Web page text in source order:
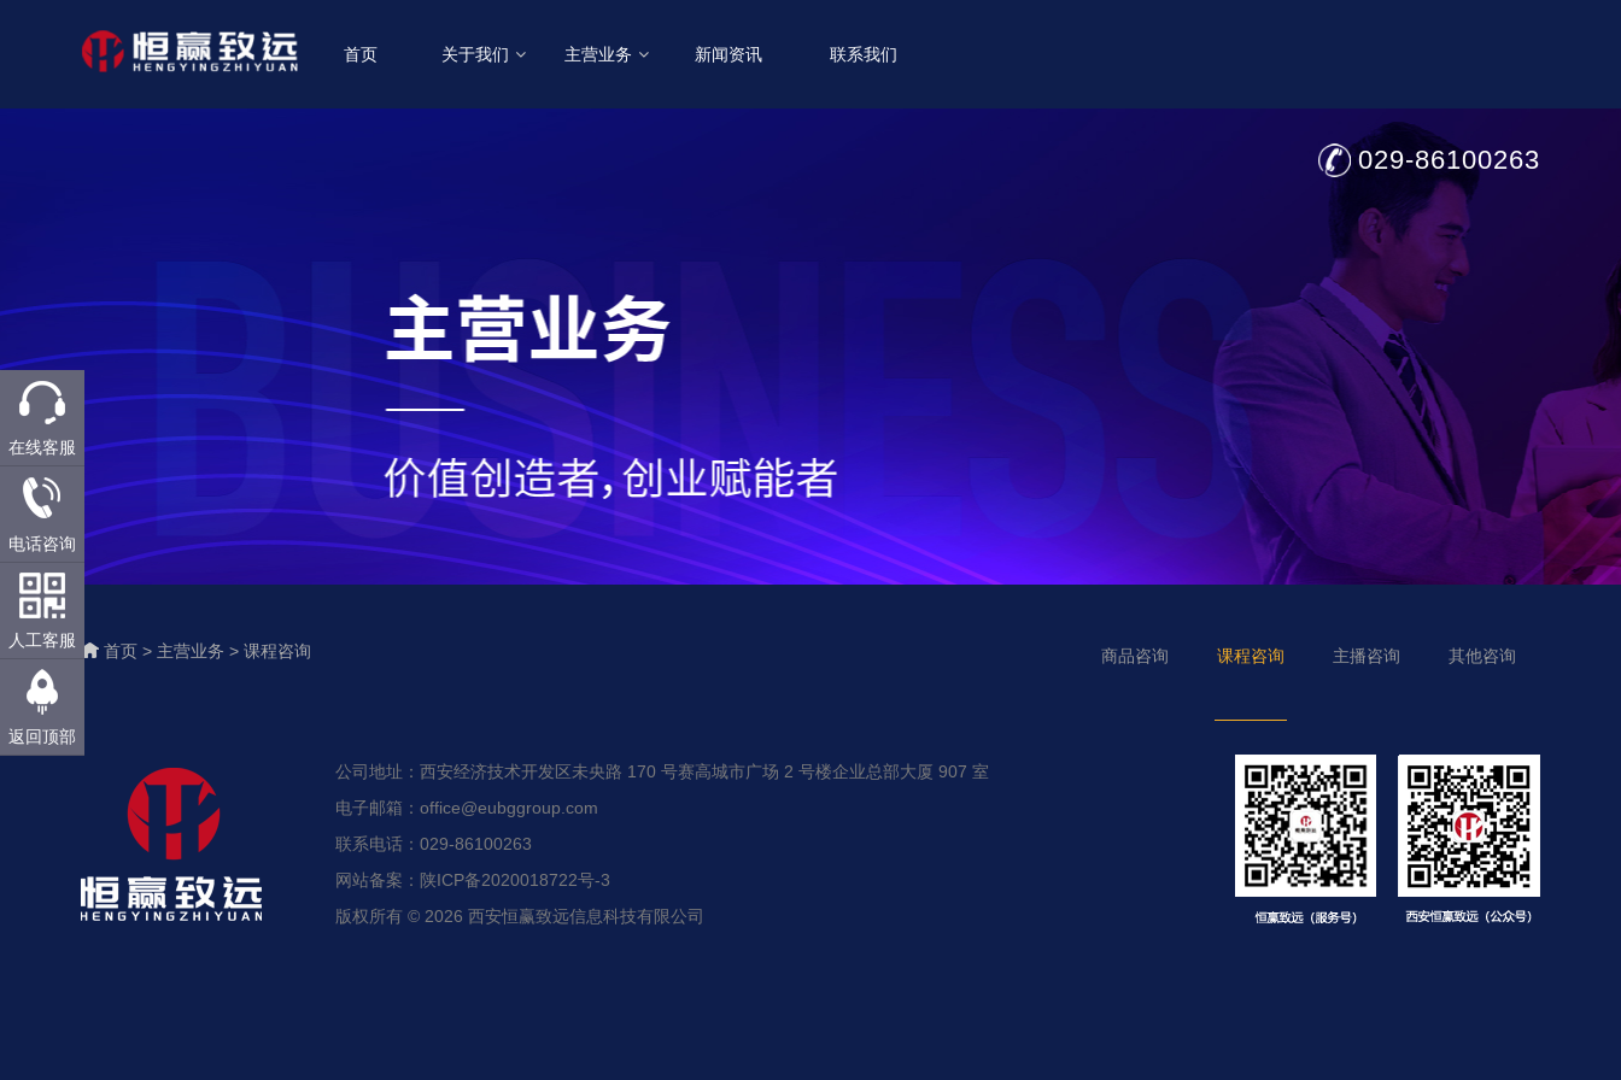
首页 关于我们 主营业务 新闻资讯 联系我们
029-86100263
首页 > 主营业务 >课程咨询 商品咨询 课程咨询 主播咨询 其他咨询
公司地址：西安经济技术开发区未央路 170 号赛高城市广场 2 号楼企业总部大厦 907 室
电子邮箱：office@eubggroup.com
联系电话：029-86100263
网站备案：陕ICP备2020018722号-3
版权所有 © 2026 西安恒赢致远信息科技有限公司
在线客服
电话咨询
人工客服
返回顶部